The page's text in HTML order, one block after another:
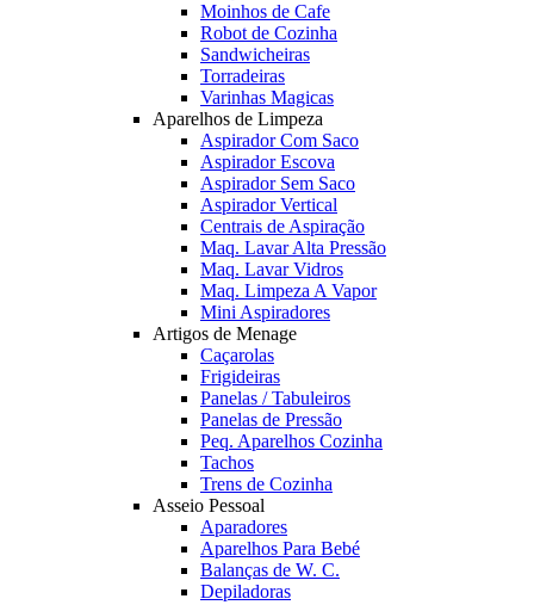
Moinhos de Cafe
Robot de Cozinha
Sandwicheiras
Torradeiras
Varinhas Magicas
Aparelhos de Limpeza
Aspirador Com Saco
Aspirador Escova
Aspirador Sem Saco
Aspirador Vertical
Centrais de Aspiração
Maq. Lavar Alta Pressão
Maq. Lavar Vidros
Maq. Limpeza A Vapor
Mini Aspiradores
Artigos de Menage
Caçarolas
Frigideiras
Panelas / Tabuleiros
Panelas de Pressão
Peq. Aparelhos Cozinha
Tachos
Trens de Cozinha
Asseio Pessoal
Aparadores
Aparelhos Para Bebé
Balanças de W. C.
Depiladoras